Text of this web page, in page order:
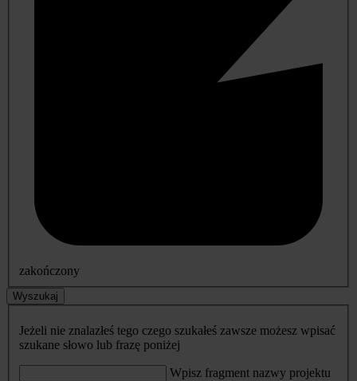
zakończony
Wyszukaj
Jeżeli nie znalazłeś tego czego szukałeś zawsze możesz wpisać
szukane słowo lub frazę poniżej
Wpisz fragment nazwy projektu